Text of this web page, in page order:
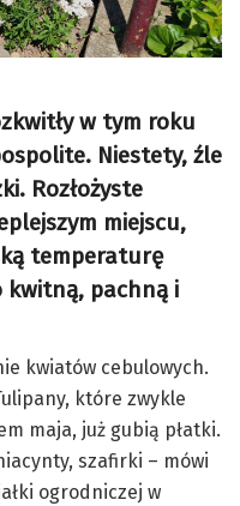
w tym roku
Niestety, źle
Rozłożyste
miejscu,
temperaturę
kwitną, pachną i
kwiatów cebulowych.
które zwykle
maja, już gubią płatki.
szafirki – mówi
ogrodniczej w